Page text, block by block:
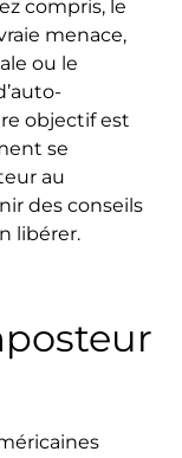
compris, le
menace,
ou le
objectif est
se
au
des conseils
libérer.